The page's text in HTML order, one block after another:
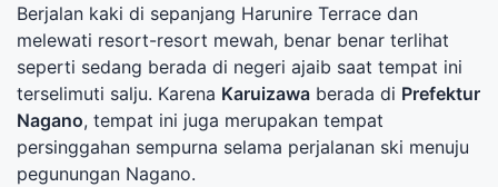
Berjalan kaki di sepanjang Harunire Terrace dan
melewati resort-resort mewah, benar benar terlihat
seperti sedang berada di negeri ajaib saat tempat ini
terselimuti salju. Karena Karuizawa berada di Prefektur
Nagano, tempat ini juga merupakan tempat
persinggahan sempurna selama perjalanan ski menuju
pegunungan Nagano.